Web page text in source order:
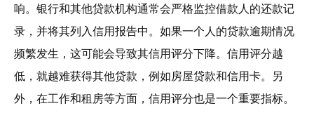
响。银行和其他贷款机构通常会严格监控借款人的还款记
录，并将其列入信用报告中。如果一个人的贷款逾期情况
频繁发生，这可能会导致其信用评分下降。信用评分越
低，就越难获得其他贷款，例如房屋贷款和信用卡。另
外，在工作和租房等方面，信用评分也是一个重要指标。